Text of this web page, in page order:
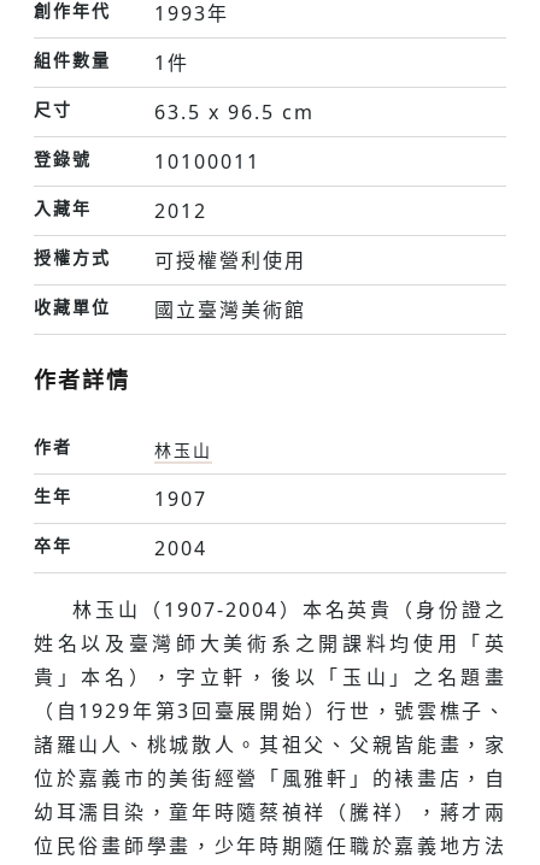
創作年代 1993年
組件數量 1件
尺寸 63.5 x 96.5 cm
登錄號 10100011
入藏年 2012
授權方式 可授權營利使用
收藏單位 國立臺灣美術館
作者詳情
作者
林玉山
生年
1907
卒年 2004
林玉山（1907-2004）本名英貴（身份證之
姓名以及臺灣師大美術系之開課料均使用「英
貴」本名），字立軒，後以「玉山」之名題畫
（自1929年第3回臺展開始）行世，號雲樵子、
諸羅山人、桃城散人。其祖父、父親皆能畫，家
位於嘉義市的美街經營「風雅軒」的裱畫店，自
幼耳濡目染，童年時隨蔡禎祥（騰祥），蔣才兩
位民俗畫師學畫，少年時期隨任職於嘉義地方法